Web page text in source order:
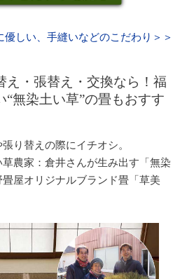
しい、手縫いなどのこだわり＞＞
え・張替え・交換なら！福
“無染土い草”の畳もおすす
り替えの際にイチオシ。
農家：倉井さんが生み出す「無染
畳屋オリジナルブランド畳「草美